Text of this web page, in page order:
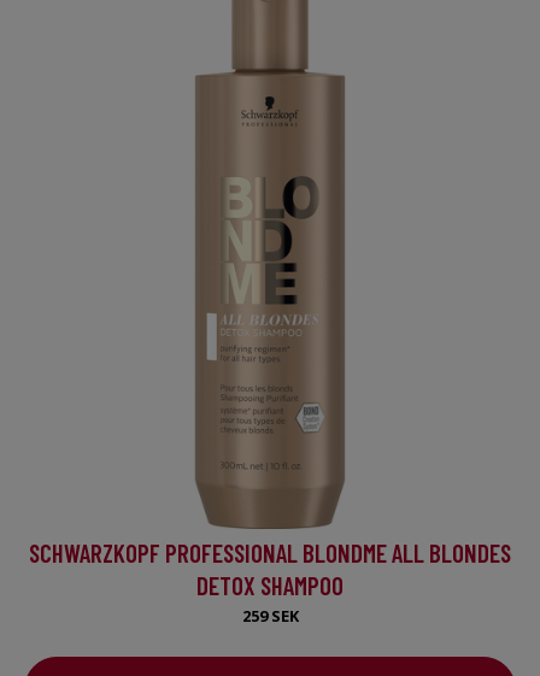
SCHWARZKOPF PROFESSIONAL BLONDME ALL BLONDES
DETOX SHAMPOO
259 SEK